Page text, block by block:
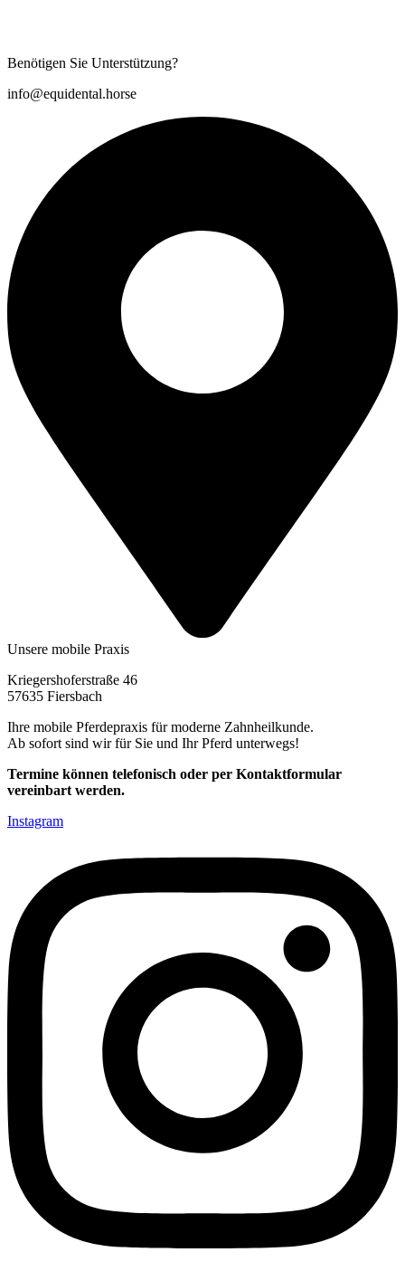
Benötigen Sie Unterstützung?
info@equidental.horse
Unsere mobile Praxis
Kriegershoferstraße 46
57635 Fiersbach
Ihre mobile Pferdepraxis für moderne Zahnheilkunde.
Ab sofort sind wir für Sie und Ihr Pferd unterwegs!
Termine können telefonisch oder per Kontaktformular
vereinbart werden.
Instagram